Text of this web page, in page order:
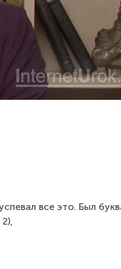
все это. Был